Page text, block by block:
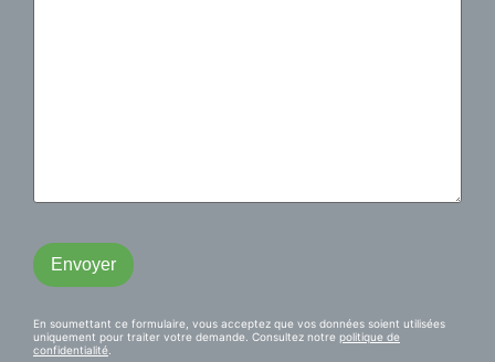
En soumettant ce formulaire, vous acceptez que vos données soient utilisées
uniquement pour traiter votre demande. Consultez notre politique de
confidentialité